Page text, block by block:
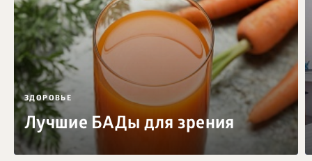
ЗДОРОВЬЕ
Лучшие БАДы для зрения